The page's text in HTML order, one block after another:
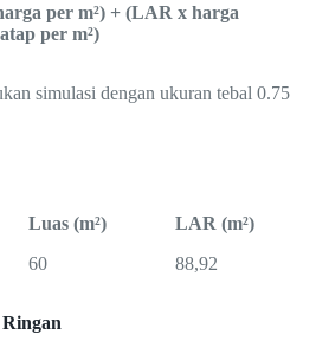
per m²) + (LAR x harga
per m²)
simulasi dengan ukuran tebal 0.75
Luas (m²)
LAR (m²)
60 88,92